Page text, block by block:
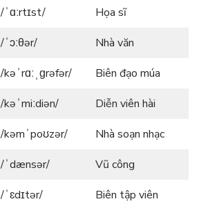
/ˈɑːrtɪst/
Họa sĩ
/ˈɔːθər/
Nhà văn
/kəˈrɑːˌɡrəfər/
Biên đạo múa
/kəˈmiːdiən/
Diễn viên hài
/kəmˈpoʊzər/
Nhà soạn nhạc
/ˈdænsər/
Vũ công
/ˈɛdɪtər/
Biên tập viên